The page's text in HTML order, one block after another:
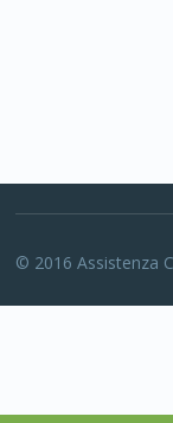
© 2016 Assistenza